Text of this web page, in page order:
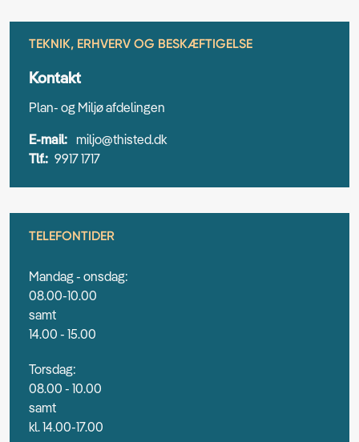
TEKNIK, ERHVERV OG BESKÆFTIGELSE
Kontakt
Plan- og Miljø afdelingen
E-mail: miljo@thisted.dk
Tlf.: 9917 1717
TELEFONTIDER
Mandag - onsdag:
08.00-10.00
samt
14.00 - 15.00
Torsdag:
08.00 - 10.00
samt
kl. 14.00-17.00